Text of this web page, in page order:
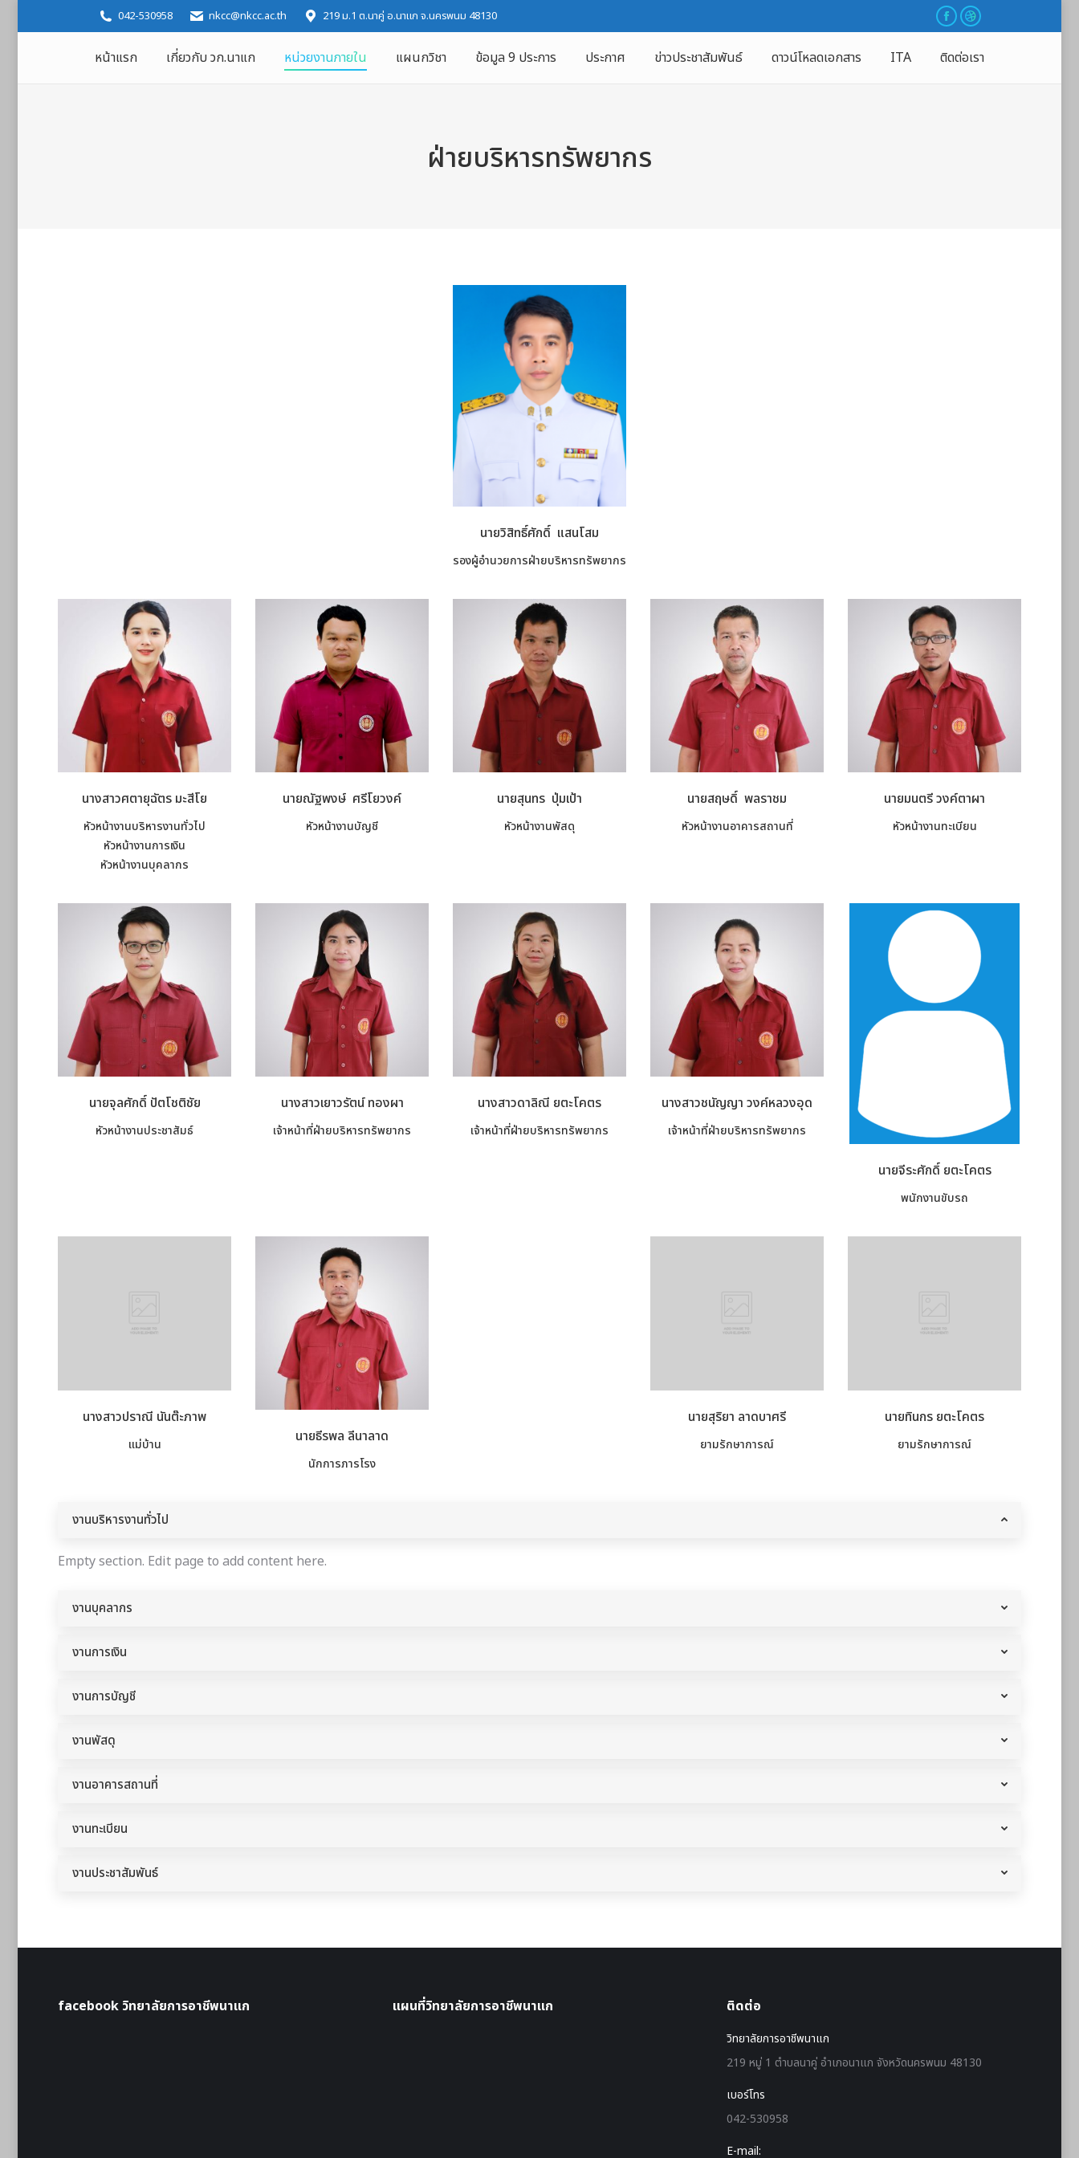
042-530958 nkcc@nkcc.ac.th 219 ม.1 ต.นาคู่ อ.นาแก จ.นครพนม 48130
หน้าแรก เกี่ยวกับ วก.นาแก หน่วยงานภายใน แผนกวิชา ข้อมูล 9 ประการ ประกาศ ข่าวประชาสัมพันธ์ ดาวน์โหลดเอกสาร ITA ติดต่อเรา
ฝ่ายบริหารทรัพยากร
นายวิสิทธิ์ศักดิ์ แสนโสม
รองผู้อำนวยการฝ่ายบริหารทรัพยากร
นางสาวศตายุฉัตร มะสีโย
หัวหน้างานบริหารงานทั่วไป
หัวหน้างานการเงิน
หัวหน้างานบุคลากร
นายณัฐพงษ์ ศรีโยวงค์
หัวหน้างานบัญชี
นายสุนทร ปุ่มเป้า
หัวหน้างานพัสดุ
นายสฤษดิ์ พลราชม
หัวหน้างานอาคารสถานที่
นายมนตรี วงค์ตาผา
หัวหน้างานทะเบียน
นายจุลศักดิ์ ปัตโชติชัย
หัวหน้างานประชาสัมธ์
นางสาวเยาวรัตน์ ทองผา
เจ้าหน้าที่ฝ่ายบริหารทรัพยากร
นางสาวดาลิณี ยตะโคตร
เจ้าหน้าที่ฝ่ายบริหารทรัพยากร
นางสาวชนัญญา วงค์หลวงอุด
เจ้าหน้าที่ฝ่ายบริหารทรัพยากร
นายจีระศักดิ์ ยตะโคตร
พนักงานขับรถ
นางสาวปราณี นันต๊ะภาพ
แม่บ้าน นายธีรพล ลีนาลาด
นักการภารโรง
นายสุริยา ลาดบาศรี
ยามรักษาการณ์
นายทินกร ยตะโคตร
ยามรักษาการณ์
งานบริหารงานทั่วไป
Empty section. Edit page to add content here.
งานบุคลากร
งานการเงิน
งานการบัญชี
งานพัสดุ
งานอาคารสถานที่
งานทะเบียน
งานประชาสัมพันธ์
facebook วิทยาลัยการอาชีพนาแก แผนที่วิทยาลัยการอาชีพนาแก ติดต่อ
วิทยาลัยการอาชีพนาแก
219 หมู่ 1 ตำบลนาคู่ อำเภอนาแก จังหวัดนครพนม 48130
เบอร์โทร
042-530958
E-mail: